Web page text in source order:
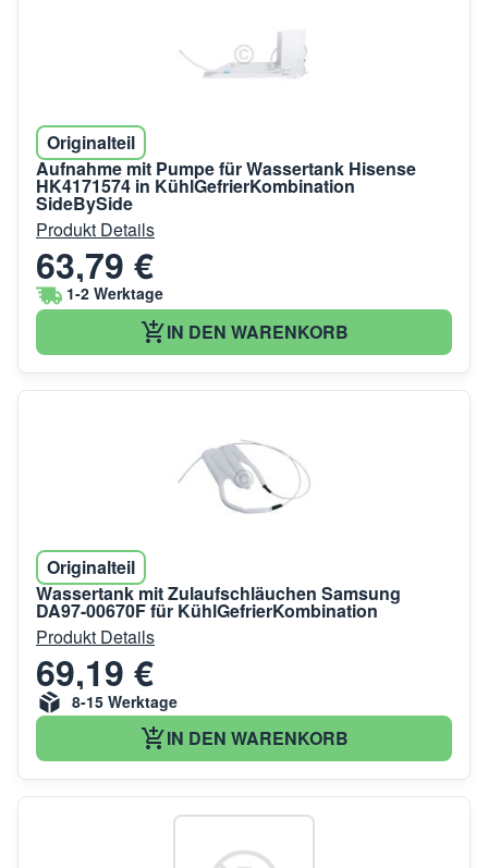
Originalteil
Aufnahme mit Pumpe für Wassertank Hisense
HK4171574 in KühlGefrierKombination
SideBySide
Produkt Details
63,79 €
1-2 Werktage
IN DEN WARENKORB
Originalteil
Wassertank mit Zulaufschläuchen Samsung
DA97-00670F für KühlGefrierKombination
Produkt Details
69,19 €
8-15 Werktage
IN DEN WARENKORB